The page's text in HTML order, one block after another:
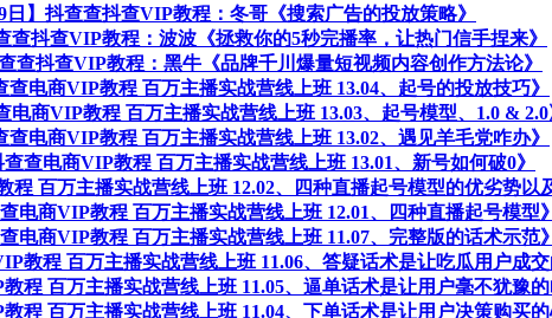
日】抖查查抖查VIP教程：冬哥《搜索广告的投放策略》
查抖查VIP教程：波波《拯救你的5秒完播率，让热门信手捏来》
查查抖查VIP教程：黑牛《品牌千川爆量短视频内容创作方法论》
查电商VIP教程 百万主播实战营线上班 13.04、起号的投放技巧》
电商VIP教程 百万主播实战营线上班 13.03、起号模型、1.0 & 2.0
查电商VIP教程 百万主播实战营线上班 13.02、遇见羊毛党咋办》
查查电商VIP教程 百万主播实战营线上班 13.01、新号如何破0》
程 百万主播实战营线上班 12.02、四种直播起号模型的优劣势以
查电商VIP教程 百万主播实战营线上班 12.01、四种直播起号模型》
查电商VIP教程 百万主播实战营线上班 11.07、完整版的话术示范》
教程 百万主播实战营线上班 11.06、答疑话术是让吃瓜用户成交
教程 百万主播实战营线上班 11.05、逼单话术是让用户毫不犹豫的
教程 百万主播实战营线上班 11.04、下单话术是让用户决策购买的